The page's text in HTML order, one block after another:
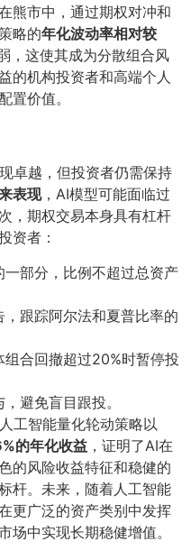
熊市中，通过期权对冲和
略的年化波动率相对较
，这使其成为分散组合风
的机构投资者和高端个人
置价值。
卓越，但投资者仍需保持
表现，AI模型可能面临过
，期权交易本身具有杠杆
资者：
部分，比例不超过总资产
跟踪阿尔法和夏普比率的
合回撤超过20%时暂停投
避免盲目跟投。
工智能量化轮动策略以
的年化收益 ，证明了AI在
的风险收益特征和稳健的
杆。未来，随着人工智能
更广泛的资产类别中发挥
场中实现长期稳健增值。